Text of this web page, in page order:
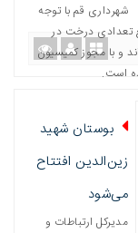
شهرداری قم با توجه
درخت در
و با مجوز کمیسیون
است.
بوستان شهید
زین‌الدین افتتاح
می‌شود
مدیرکل ارتباطات و